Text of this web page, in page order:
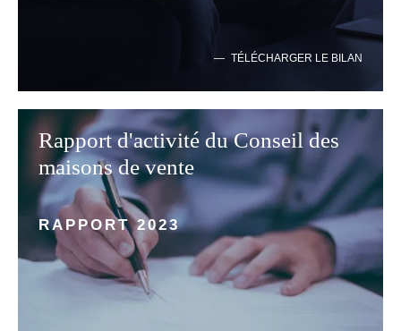
TÉLÉCHARGER LE BILAN
Rapport d'activité du Conseil des
maisons de vente
RAPPORT 2023